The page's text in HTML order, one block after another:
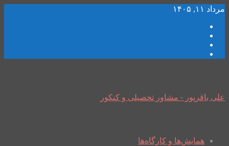
مرداد ۱۱, ۱۴۰۵
علی باقرپور - مشاور تحصیلی و کنکور
همایش‌ها و کارگاه‌ها